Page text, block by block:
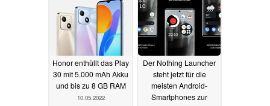
Honor enthüllt das Play
30 mit 5.000 mAh Akku
und bis zu 8 GB RAM
10.05.2022
Der Nothing Launcher
steht jetzt für die
meisten Android-
Smartphones zur